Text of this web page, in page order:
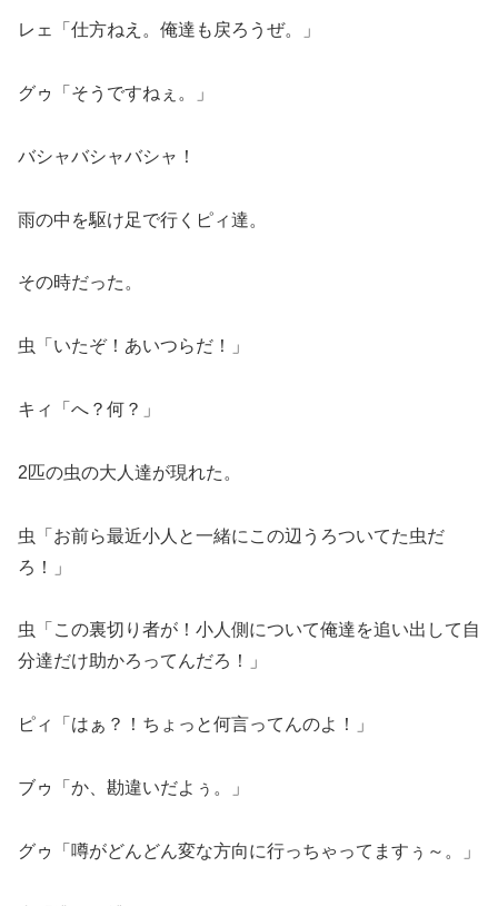
レェ「仕方ねえ。俺達も戻ろうぜ。」
グゥ「そうですねぇ。」
バシャバシャバシャ！
雨の中を駆け足で行くピィ達。
その時だった。
虫「いたぞ！あいつらだ！」
キィ「へ？何？」
2匹の虫の大人達が現れた。
虫「お前ら最近小人と一緒にこの辺うろついてた虫だ
ろ！」
虫「この裏切り者が！小人側について俺達を追い出して自
分達だけ助かろってんだろ！」
ピィ「はぁ？！ちょっと何言ってんのよ！」
ブゥ「か、勘違いだよぅ。」
グゥ「噂がどんどん変な方向に行っちゃってますぅ～。」